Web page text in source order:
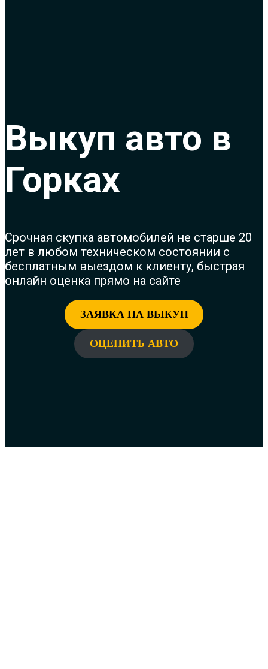
Выкуп авто в
Горках
Срочная скупка автомобилей не старше 20
лет в любом техническом состоянии с
бесплатным выездом к клиенту, быстрая
онлайн оценка прямо на сайте
ЗАЯВКА НА ВЫКУП
ОЦЕНИТЬ АВТО